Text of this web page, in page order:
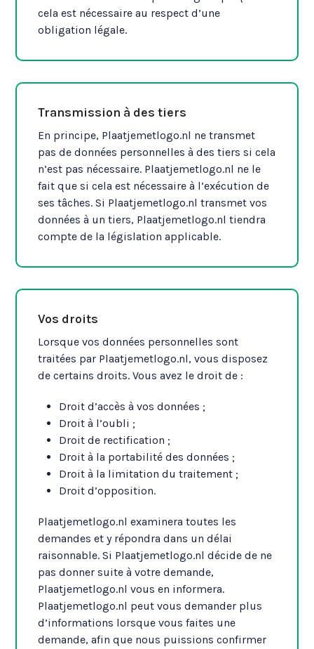
cela est nécessaire au respect d’une
obligation légale.
Transmission à des tiers
En principe, Plaatjemetlogo.nl ne transmet
pas de données personnelles à des tiers si cela
n’est pas nécessaire. Plaatjemetlogo.nl ne le
fait que si cela est nécessaire à l’exécution de
ses tâches. Si Plaatjemetlogo.nl transmet vos
données à un tiers, Plaatjemetlogo.nl tiendra
compte de la législation applicable.
Vos droits
Lorsque vos données personnelles sont
traitées par Plaatjemetlogo.nl, vous disposez
de certains droits. Vous avez le droit de :
Droit d’accès à vos données ;
Droit à l’oubli ;
Droit de rectification ;
Droit à la portabilité des données ;
Droit à la limitation du traitement ;
Droit d’opposition.
Plaatjemetlogo.nl examinera toutes les
demandes et y répondra dans un délai
raisonnable. Si Plaatjemetlogo.nl décide de ne
pas donner suite à votre demande,
Plaatjemetlogo.nl vous en informera.
Plaatjemetlogo.nl peut vous demander plus
d’informations lorsque vous faites une
demande, afin que nous puissions confirmer